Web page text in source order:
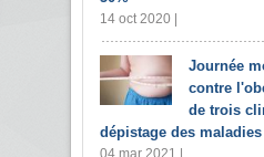
14 oct 2020 |
Journée
contre
de trois
dépistage des
04 mar 2021 |